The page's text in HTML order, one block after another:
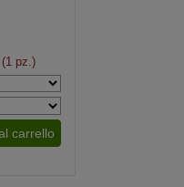
pz.)
carrello